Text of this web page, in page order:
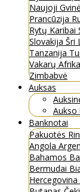
Naujoji
Prancūzija
Rytų Karibai
Slovakija Šri
Tanzanija
Vakarų Afrika
Zimbabvė
Auksas
Aukso
Banknotai
Pakuotės
Angola
Bahamos
Bermudai
Hercegovina